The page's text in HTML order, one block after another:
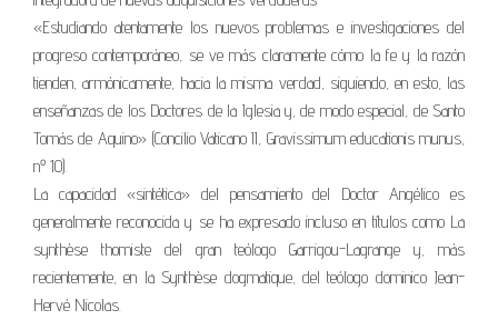
«Estudiando atentamente los nuevos problemas e investigaciones del
progreso contemporáneo, se ve más claramente cómo la fe y la razón
tienden, armónicamente, hacia la misma verdad, siguiendo, en esto, las
enseñanzas de los Doctores de la Iglesia y, de modo especial, de Santo
Tomás de Aquino» (Concilio Vaticano II, Gravissimum educationis munus,
nº 10).
La capacidad «sintética» del pensamiento del Doctor Angélico es
generalmente reconocida y se ha expresado incluso en títulos como La
synthèse thomiste del gran teólogo Garrigou-Lagrange y, más
recientemente, en la Synthèse dogmatique, del teólogo dominico Jean-
Hervé Nicolas.